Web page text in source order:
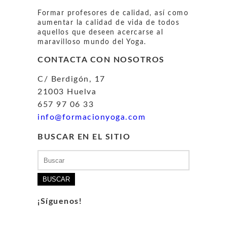
Formar profesores de calidad, así como
aumentar la calidad de vida de todos
aquellos que deseen acercarse al
maravilloso mundo del Yoga.
CONTACTA CON NOSOTROS
C/ Berdigón, 17
21003 Huelva
657 97 06 33
info@formacionyoga.com
BUSCAR EN EL SITIO
¡Síguenos!